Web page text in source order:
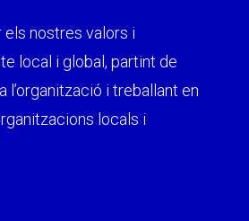
nostres valors i
local i global, partint de
l’organització i treballant en
locals i